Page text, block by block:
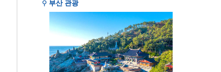
⚲ 부산 관광